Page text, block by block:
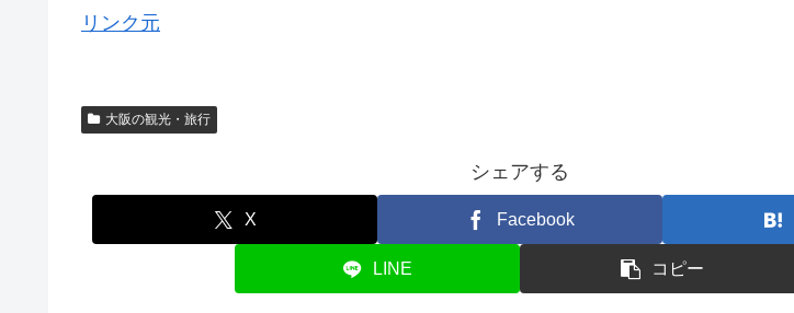
リンク元
大阪の観光・旅行
シェアする
X Facebook
LINE コピー